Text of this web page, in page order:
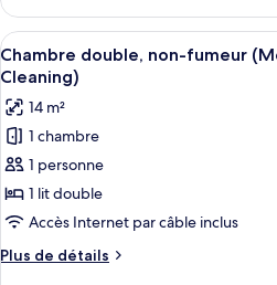
base
avec
lits
jumeaux,
non-
fumeur
(20sqm)
Chambre
de
base
avec
jumeaux,
non-
fumeur
(20sqm)
Afficher
toutes
les
photos
pour
ce
type
de
chambre :
Chambre
7
Chambre double, non-fumeur
Cleaning)
14 m²
1 chambre
1 personne
1 lit double
Accès Internet par câble inclus
Plus de détails
Plus